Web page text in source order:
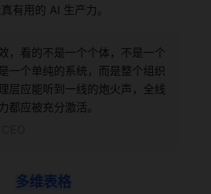
有用的 AI 生产力。
，看的不是一个个体，不是一个
一个单纯的系统，而是整个组织
层应能听到一线的炮火声，全线
都应被充分激活。
多维表格